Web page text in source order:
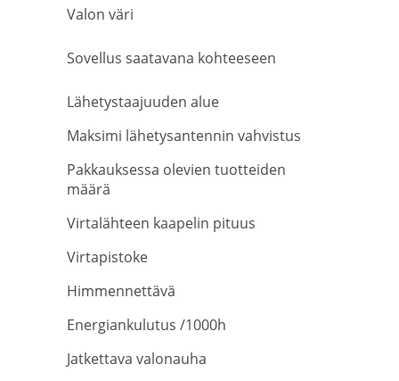
Valon väri
Sovellus saatavana kohteeseen
Lähetystaajuuden alue
Maksimi lähetysantennin vahvistus
Pakkauksessa olevien tuotteiden
määrä
Virtalähteen kaapelin pituus
Virtapistoke
Himmennettävä
Energiankulutus /1000h
Jatkettava valonauha